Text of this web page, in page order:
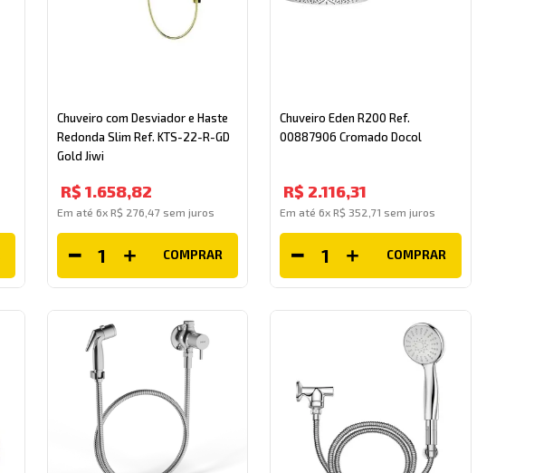
Chuveiro com Desviador e Haste
Redonda Slim Ref. KTS-22-R-GD
Gold Jiwi
R$ 1.658,82
Em até 6x R$ 276 47sem juros
COMPRAR
Chuveiro Eden R200 Ref.
00887906 Cromado Docol
R$ 2.116,31
Em até6xR$ 352 ,71 sem juros
COMPRAR